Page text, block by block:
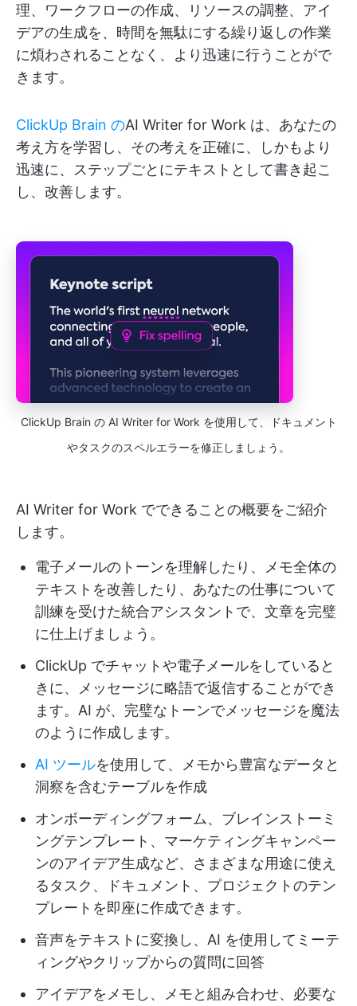
理、ワークフローの作成、リソースの調整、アイ
デアの生成を、時間を無駄にする繰り返しの作業
に煩わされることなく、より迅速に行うことがで
きます。
ClickUp Brain のAI Writer for Work は、あなたの
考え方を学習し、その考えを正確に、しかもより
迅速に、ステップごとにテキストとして書き起こ
し、改善します。
ClickUp Brain の AI Writer for Work を使用して、ドキュメント
やタスクのスペルエラーを修正しましょう。
AI Writer for Work でできることの概要をご紹介
します。
電子メールのトーンを理解したり、メモ全体の
テキストを改善したり、あなたの仕事について
訓練を受けた統合アシスタントで、文章を完璧
に仕上げましょう。
ClickUp でチャットや電子メールをしていると
きに、メッセージに略語で返信することができ
ます。AI が、完璧なトーンでメッセージを魔法
のように作成します。
AI ツールを使用して、メモから豊富なデータと
洞察を含むテーブルを作成
オンボーディングフォーム、ブレインストーミ
ングテンプレート、マーケティングキャンペー
ンのアイデア生成など、さまざまな用途に使え
るタスク、ドキュメント、プロジェクトのテン
プレートを即座に作成できます。
音声をテキストに変換し、AI を使用してミーテ
ィングやクリップからの質問に回答
アイデアをメモし、メモと組み合わせ、必要な